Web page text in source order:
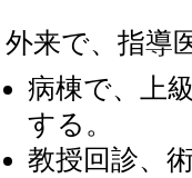
外来で、指導
病棟で、上
する。
教授回診、